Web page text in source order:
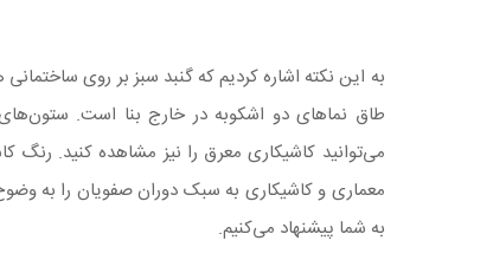
به این نکته اشاره کردیم که گنبد سبز بر روی
طاق نماهای دو اشکوبه در خارج بنا است.
می‌توانید کاشیکاری معرق را نیز مشاهده کنید.
معماری و کاشیکاری به سبک دوران صفویان را به
به شما پیشنهاد می‌کنیم.